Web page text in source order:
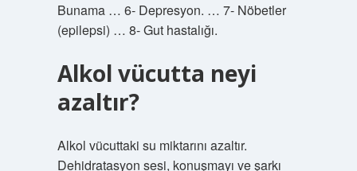
Bunama … 6- Depresyon. … 7- Nöbetler
(epilepsi) … 8- Gut hastalığı.
Alkol vücutta neyi
azaltır?
Alkol vücuttaki su miktarını azaltır.
Dehidratasyon sesi, konuşmayı ve şarkı